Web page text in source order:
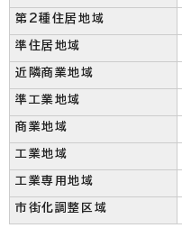
第2種住居地域
準住居地域
近隣商業地域
準工業地域
商業地域
工業地域
工業専用地域
市街化調整区域